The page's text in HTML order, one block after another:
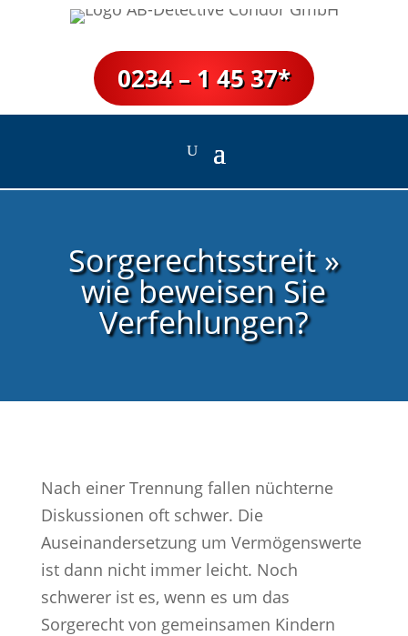
0234 – 1 45 37*
Sorgerechtsstreit »
wie beweisen Sie
Verfehlungen?
Nach einer Trennung fallen nüchterne
Diskussionen oft schwer. Die
Auseinandersetzung um Vermögenswerte
ist dann nicht immer leicht. Noch
schwerer ist es, wenn es um das
Sorgerecht von gemeinsamen Kindern